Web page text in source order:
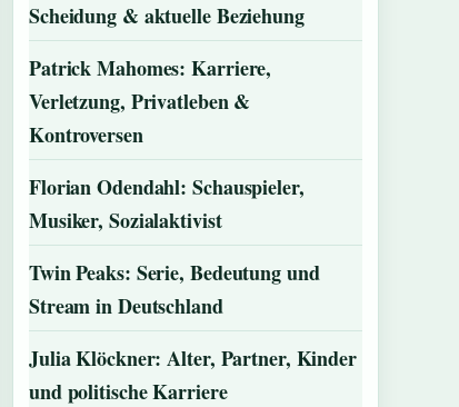
Scheidung & aktuelle Beziehung
Patrick Mahomes: Karriere,
Verletzung, Privatleben &
Kontroversen
Florian Odendahl: Schauspieler,
Musiker, Sozialaktivist
Twin Peaks: Serie, Bedeutung und
Stream in Deutschland
Julia Klöckner: Alter, Partner, Kinder
und politische Karriere